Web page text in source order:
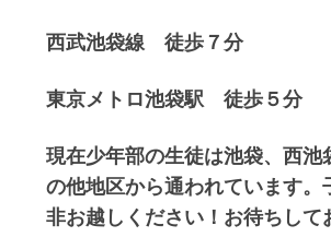
西武池袋線 徒歩７分
東京メトロ池袋駅 徒歩５分
現在少年部の生徒は池袋、西
の他地区から通われています
非お越しください！お待ちして